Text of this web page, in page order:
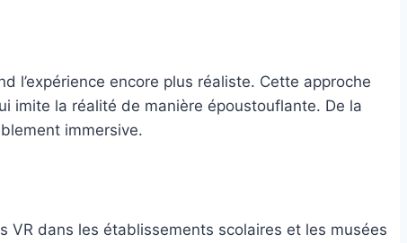
l’expérience encore plus réaliste. Cette approche
imite la réalité de manière époustouflante. De la
immersive.
dans les établissements scolaires et les musées